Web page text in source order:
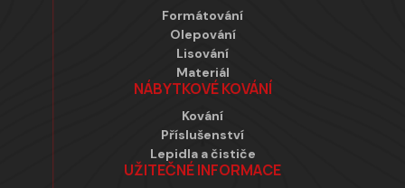
Formátování
Olepování
Lisování
Materiál
NÁBYTKOVÉ KOVÁNÍ
Kování
Příslušenství
Lepidla a čističe
UŽITEČNÉ INFORMACE